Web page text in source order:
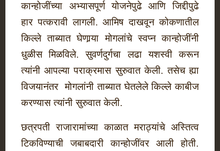
कान्होजींच्या अभ्यासपूर्ण योजनेपुढे आणि जिद्दीपुढे
हार पत्करावी लागली. आमिष दाखवून कोकणातील
किल्ले ताब्यात घेणार्‍या मोगलांचे स्वप्न कान्होजींनी
धुळीस मिळविले. सुवर्णदुर्गचा लढा यशस्वी करून
त्यांनी आपल्या पराक्रमास सुरुवात केली. तसेच ह्या
विजयानंतर मोगलांनी ताब्यात घेतलेले किल्ले काबीज
करण्यास त्यांनी सुरुवात केली.
छत्रपती राजारामांच्या काळात मराठ्यांचे अस्तित्व
टिकविण्याची जबाबदारी कान्होजींवर आली होती.